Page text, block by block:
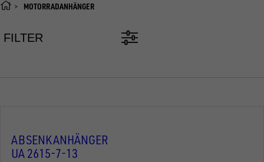
MOTORRADANHÄNGER
FILTER
ABSENKANHÄNGER
UA 2615-7-13